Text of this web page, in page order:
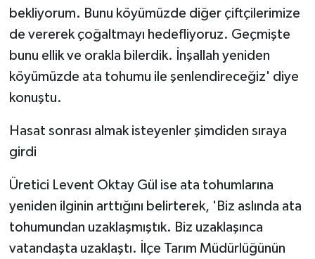
bekliyorum. Bunu köyümüzde diğer çiftçilerimize
de vererek çoğaltmayı hedefliyoruz. Geçmişte
bunu ellik ve orakla bilerdik. İnşallah yeniden
köyümüzde ata tohumu ile şenlendireceğiz' diye
konuştu.
Hasat sonrası almak isteyenler şimdiden sıraya
girdi
Üretici Levent Oktay Gül ise ata tohumlarına
yeniden ilginin arttığını belirterek, 'Biz aslında ata
tohumundan uzaklaşmıştık. Biz uzaklaşınca
vatandaşta uzaklaştı. İlçe Tarım Müdürlüğünün